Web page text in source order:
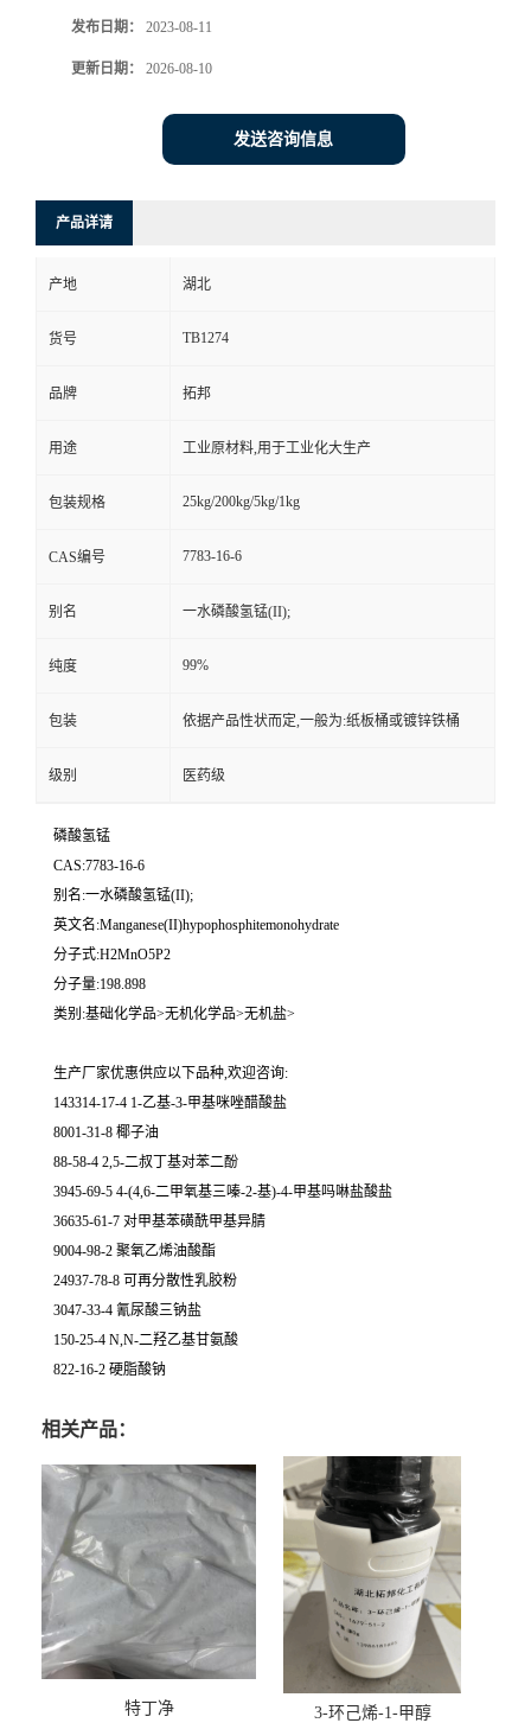
发布日期： 2023-08-11
更新日期： 2026-08-10
发送咨询信息
产品详请
产地 湖北
货号 TB1274
品牌 拓邦
用途 工业原材料,用于工业化大生产
包装规格 25kg/200kg/5kg/1kg
CAS编号 7783-16-6
别名 一水磷酸氢锰(II);
纯度 99%
包装 依据产品性状而定,一般为:纸板桶或镀锌铁桶
级别 医药级
磷酸氢锰
CAS:7783-16-6
别名:一水磷酸氢锰(II);
英文名:Manganese(II)hypophosphitemonohydrate
分子式:H2MnO5P2
分子量:198.898
类别:基础化学品>无机化学品>无机盐>
生产厂家优惠供应以下品种,欢迎咨询:
143314-17-4 1-乙基-3-甲基咪唑醋酸盐
8001-31-8 椰子油
88-58-4 2,5-二叔丁基对苯二酚
3945-69-5 4-(4,6-二甲氧基三嗪-2-基)-4-甲基吗啉盐酸盐
36635-61-7 对甲基苯磺酰甲基异腈
9004-98-2 聚氧乙烯油酸酯
24937-78-8 可再分散性乳胶粉
3047-33-4 氰尿酸三钠盐
150-25-4 N,N-二羟乙基甘氨酸
822-16-2 硬脂酸钠
相关产品：
特丁净 3-环己烯-1-甲醇